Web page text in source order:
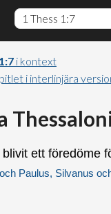
i kontext
i interlinjära
ett föredöme
Paulus, Silvanus